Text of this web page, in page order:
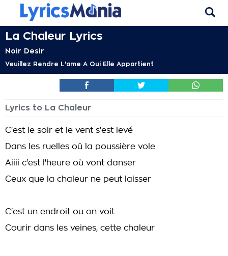
La Chaleur Lyrics
Noir Desir
Veuillez Rendre L'ame A Qui Elle Appartient
Lyrics to La Chaleur
C'est le soir et le vent s'est levé
Dans les ruelles oû la poussière vole
Aiiii c'est l'heure où vont danser
Ceux que la chaleur ne peut laisser
C'est un endroit ou on voit
Courir dans les veines, cette chaleur